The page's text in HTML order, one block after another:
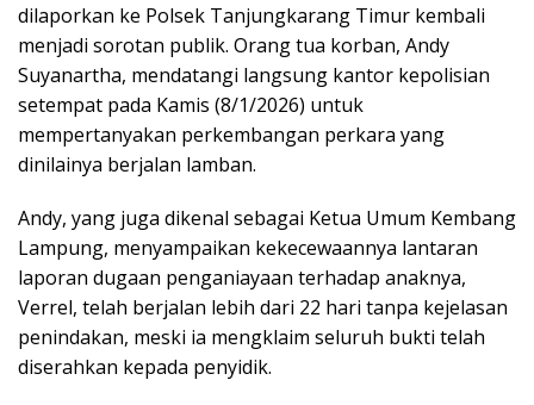
dilaporkan ke Polsek Tanjungkarang Timur kembali
menjadi sorotan publik. Orang tua korban, Andy
Suyanartha, mendatangi langsung kantor kepolisian
setempat pada Kamis (8/1/2026) untuk
mempertanyakan perkembangan perkara yang
dinilainya berjalan lamban.
Andy, yang juga dikenal sebagai Ketua Umum Kembang
Lampung, menyampaikan kekecewaannya lantaran
laporan dugaan penganiayaan terhadap anaknya,
Verrel, telah berjalan lebih dari 22 hari tanpa kejelasan
penindakan, meski ia mengklaim seluruh bukti telah
diserahkan kepada penyidik.